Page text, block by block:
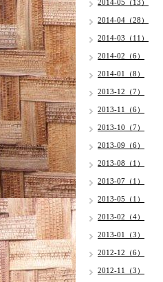
2014-05（13）
2014-04（28）
2014-03（11）
2014-02（6）
2014-01（8）
2013-12（7）
2013-11（6）
2013-10（7）
2013-09（6）
2013-08（1）
2013-07（1）
2013-05（1）
2013-02（4）
2013-01（3）
2012-12（6）
2012-11（3）